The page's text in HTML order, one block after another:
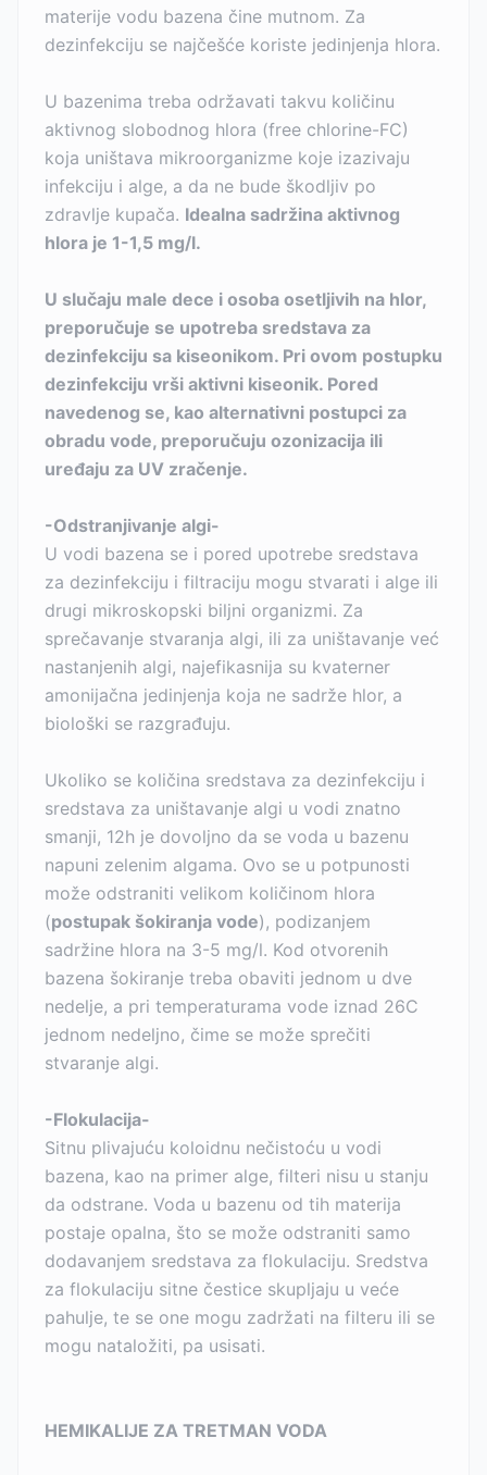
materije vodu bazena čine mutnom. Za
dezinfekciju se najčešće koriste jedinjenja hlora.
U bazenima treba održavati takvu količinu
aktivnog slobodnog hlora (free chlorine-FC)
koja uništava mikroorganizme koje izazivaju
infekciju i alge, a da ne bude škodljiv po
zdravlje kupača. Idealna sadržina aktivnog
hlora je 1-1,5 mg/l.
U slučaju male dece i osoba osetljivih na hlor,
preporučuje se upotreba sredstava za
dezinfekciju sa kiseonikom. Pri ovom postupku
dezinfekciju vrši aktivni kiseonik. Pored
navedenog se, kao alternativni postupci za
obradu vode, preporučuju ozonizacija ili
uređaju za UV zračenje.
-Odstranjivanje algi-
U vodi bazena se i pored upotrebe sredstava
za dezinfekciju i filtraciju mogu stvarati i alge ili
drugi mikroskopski biljni organizmi. Za
sprečavanje stvaranja algi, ili za uništavanje već
nastanjenih algi, najefikasnija su kvaterner
amonijačna jedinjenja koja ne sadrže hlor, a
biološki se razgrađuju.
Ukoliko se količina sredstava za dezinfekciju i
sredstava za uništavanje algi u vodi znatno
smanji, 12h je dovoljno da se voda u bazenu
napuni zelenim algama. Ovo se u potpunosti
može odstraniti velikom količinom hlora
(postupak šokiranja vode), podizanjem
sadržine hlora na 3-5 mg/l. Kod otvorenih
bazena šokiranje treba obaviti jednom u dve
nedelje, a pri temperaturama vode iznad 26C
jednom nedeljno, čime se može sprečiti
stvaranje algi.
-Flokulacija-
Sitnu plivajuću koloidnu nečistoću u vodi
bazena, kao na primer alge, filteri nisu u stanju
da odstrane. Voda u bazenu od tih materija
postaje opalna, što se može odstraniti samo
dodavanjem sredstava za flokulaciju. Sredstva
za flokulaciju sitne čestice skupljaju u veće
pahulje, te se one mogu zadržati na filteru ili se
mogu nataložiti, pa usisati.
HEMIKALIJE ZA TRETMAN VODA